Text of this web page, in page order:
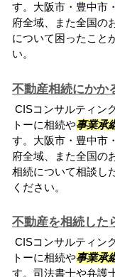
す。大阪市・豊中市
府全域、また全国の
について困ったこと
い。
不動産相続にかか
CISコンサルティン
トーに相続や事業承
す。大阪市・豊中市
府全域、また全国の
相続について相談し
ください。
不動産を相続した
CISコンサルティン
トーに相続や事業承
す。司法書士や弁護